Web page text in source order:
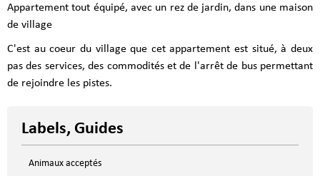
Appartement tout équipé, avec un rez de jardin, dans une maison
de village
C'est au coeur du village que cet appartement est situé, à deux
pas des services, des commodités et de l'arrêt de bus permettant
de rejoindre les pistes.
Labels, Guides
Animaux acceptés